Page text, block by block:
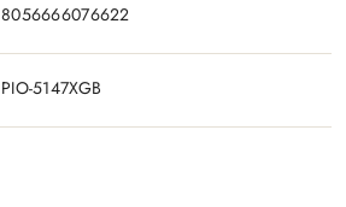
8056666076622
PIO-5147XGB